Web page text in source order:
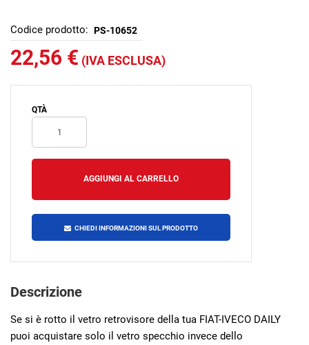
Codice prodotto: PS-10652
22,56 € (IVA ESCLUSA)
QTÀ
CHIEDI INFORMAZIONI SUL PRODOTTO
Descrizione
Se si è rotto il vetro retrovisore della tua FIAT-IVECO DAILY
puoi acquistare solo il vetro specchio invece dello